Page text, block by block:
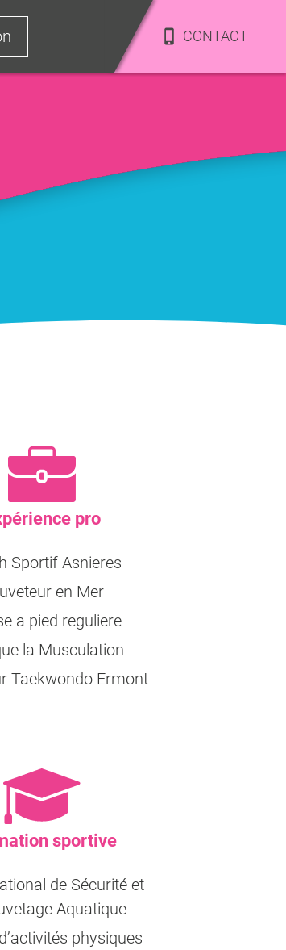
CONTACT
pro
Sportif Asnieres
en Mer
a pied reguliere
la Musculation
Taekwondo Ermont
sportive
de Sécurité et
Aquatique
physiques